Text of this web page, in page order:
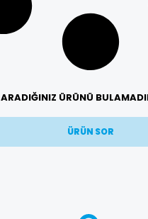
ARADIĞINIZ ÜRÜNÜ
ÜRÜN SOR